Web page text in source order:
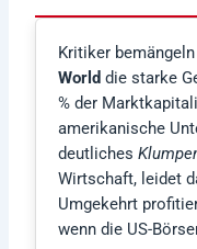
Kritiker
World die starke
% der
amerikanische
deutliches
Wirtschaft, leidet
Umgekehrt
wenn die US-